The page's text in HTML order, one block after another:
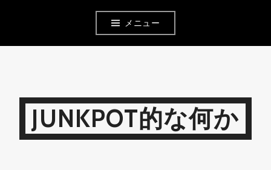
メニュー
JUNKPOT的な何か